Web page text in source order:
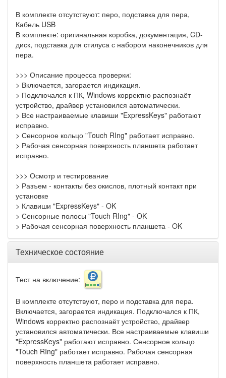
В комплекте отсутствуют: перо, подставка для пера,
Кабель USB
В комплекте: оригинальная коробка, документация, CD-
диск, подставка для стилуса с набором наконечников для
пера.
>>> Описание процесса проверки:
> Включается, загорается индикация.
> Подключался к ПК, Windows корректно распознаёт
устройство, драйвер установился автоматически.
> Все настраиваемые клавиши "ExpressKeys" работают
исправно.
> Сенсорное кольцо "Touch RIng" работает исправно.
> Рабочая сенсорная поверхность планшета работает
исправно.
>>> Осмотр и тестирование
> Разъем - контакты без окислов, плотный контакт при
установке
> Клавиши "ExpressKeys" - OK
> Сенсорные полосы "Touch RIng" - OK
> Рабочая сенсорная поверхность планшета - OK
Техническое состояние
Тест на включение:
В комплекте отсутствуют, перо и подставка для пера.
Включается, загорается индикация. Подключался к ПК,
Windows корректно распознаёт устройство, драйвер
установился автоматически. Все настраиваемые клавиши
"ExpressKeys" работают исправно. Сенсорное кольцо
"Touch RIng" работает исправно. Рабочая сенсорная
поверхность планшета работает исправно.